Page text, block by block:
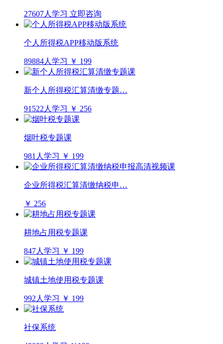
27607人学习 立即咨询
个人所得税APP移动版系统
89884人学习 ￥ 199
新个人所得税汇算清缴专题…
91522人学习 ￥ 256
烟叶税专题课
981人学习 ￥ 199
企业所得税汇算清缴纳税申…
￥ 256
耕地占用税专题课
847人学习 ￥ 199
城镇土地使用税专题课
992人学习 ￥ 199
社保系统